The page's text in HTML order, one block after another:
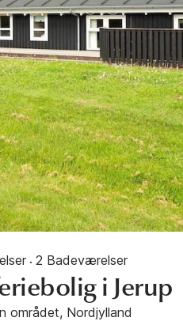
· 2 Badeværelser
i Jerup
området, Nordjylland